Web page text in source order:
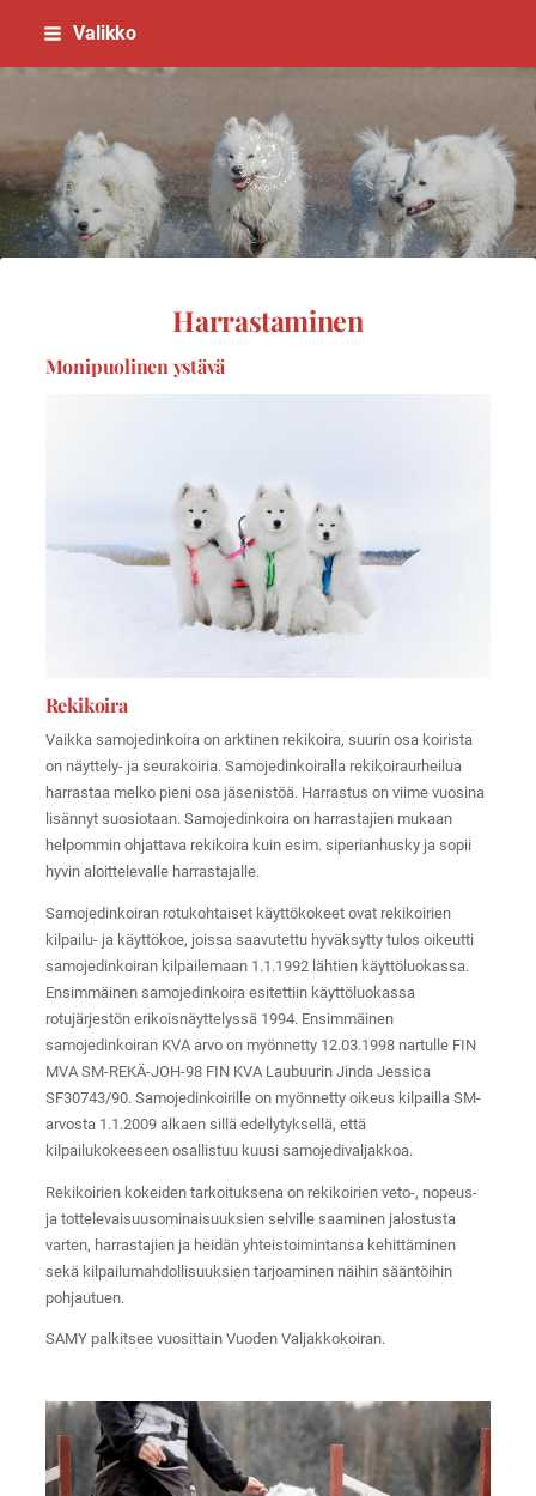
Siirry
Valikko
Suomen
Harrastaminen
Monipuolinen ystävä
Rekikoira
Vaikka samojedinkoira on arktinen rekikoira, suurin osa koirista
on näyttely- ja seurakoiria. Samojedinkoiralla rekikoiraurheilua
harrastaa melko pieni osa jäsenistöä. Harrastus on viime vuosina
lisännyt suosiotaan. Samojedinkoira on harrastajien mukaan
helpommin ohjattava rekikoira kuin esim. siperianhusky ja sopii
hyvin aloittelevalle harrastajalle.
Samojedinkoiran rotukohtaiset käyttökokeet ovat rekikoirien
kilpailu- ja käyttökoe, joissa saavutettu hyväksytty tulos oikeutti
samojedinkoiran kilpailemaan 1.1.1992 lähtien käyttöluokassa.
Ensimmäinen samojedinkoira esitettiin käyttöluokassa
rotujärjestön erikoisnäyttelyssä 1994. Ensimmäinen
samojedinkoiran KVA arvo on myönnetty 12.03.1998 nartulle FIN
MVA SM-REKÄ-JOH-98 FIN KVA Laubuurin Jinda Jessica
SF30743/90. Samojedinkoirille on myönnetty oikeus kilpailla SM-
arvosta 1.1.2009 alkaen sillä edellytyksellä, että
kilpailukokeeseen osallistuu kuusi samojedivaljakkoa.
Rekikoirien kokeiden tarkoituksena on rekikoirien veto-, nopeus-
ja tottelevaisuusominaisuuksien selville saaminen jalostusta
varten, harrastajien ja heidän yhteistoimintansa kehittäminen
sekä kilpailumahdollisuuksien tarjoaminen näihin sääntöihin
pohjautuen.
SAMY palkitsee vuosittain Vuoden Valjakkokoiran.